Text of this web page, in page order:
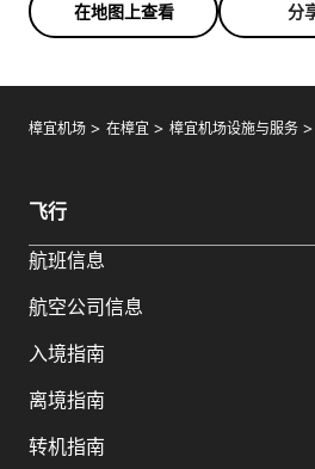
在地图上查看 分
樟宜机场 在樟宜 樟宜机场设施与服务
飞行
航班信息
航空公司信息
入境指南
离境指南
转机指南